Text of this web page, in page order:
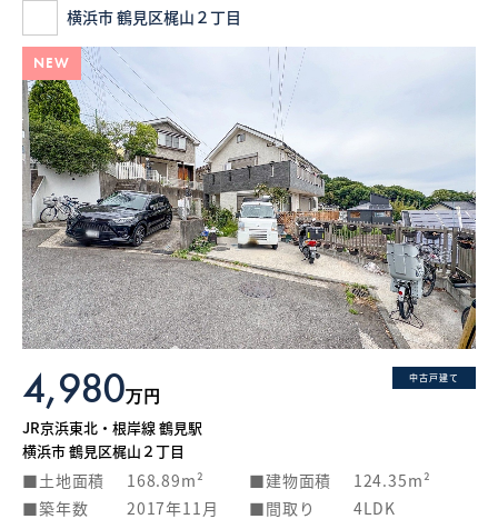
お気に入り物件一覧
What’s MIRAKARE
スペシャルムービーを見る
横浜市 鶴見区梶山２丁目
NEW
中古戸建て
4,980万円
JR京浜東北・根岸線 鶴見駅
横浜市 鶴見区梶山２丁目
土地面積 168.89m² 建物面積
124.35m²
築年数
2017年11月 間取り 4LDK